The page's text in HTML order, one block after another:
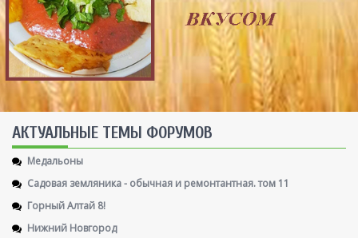
AКТУАЛЬНЫЕ ТЕМЫ ФОРУМОВ
Медальоны
Садовая земляника - обычная и ремонтантная. том 11
Горный Алтай 8!
Нижний Новгород